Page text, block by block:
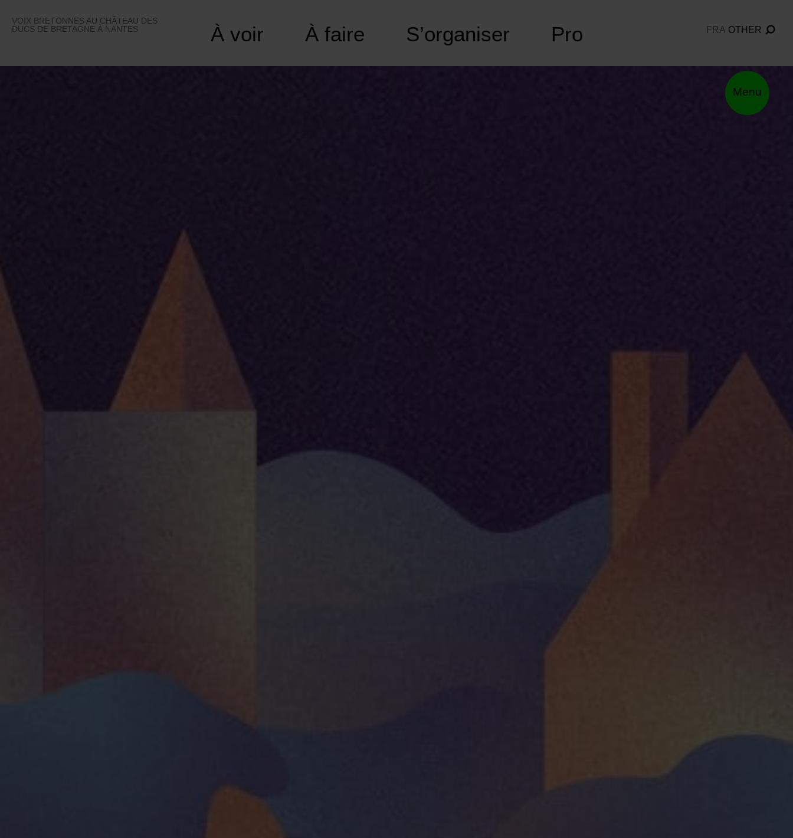
content
VOIX BRETONNES AU CHÂTEAU DES
DUCS DE BRETAGNE À NANTES
À voir À faire S’organiser Pro FRA OTHER
Menu